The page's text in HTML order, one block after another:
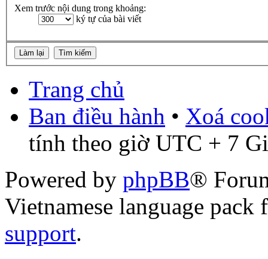
Xem trước nội dung trong khoảng:
ký tự của bài viết
Trang chủ
Ban điều hành • Xoá
tính theo giờ UTC + 7
Powered by phpBB®
Vietnamese language
support.